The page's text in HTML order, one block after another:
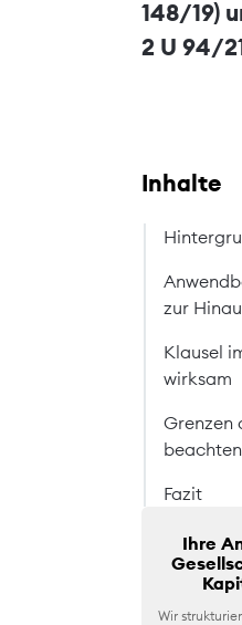
148/19)
2 U 94/
Inhalte
zur
Klausel
wirksam
Grenzen
beachten
Fazit
Ihre
Wir